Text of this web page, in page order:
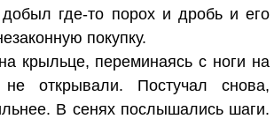
где-то порох и дробь и его
покупку.
крыльце, переминаясь с ноги на
открывали. Постучал снова,
В сенях послышались шаги.